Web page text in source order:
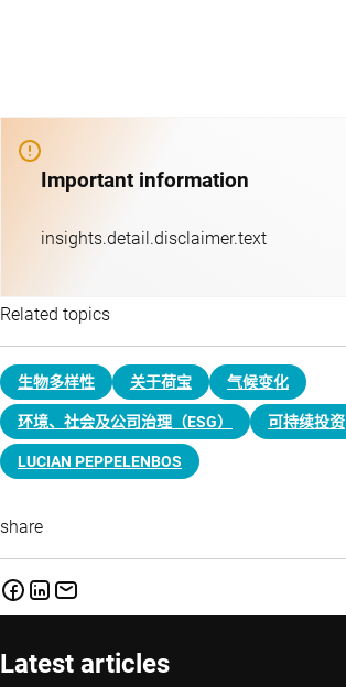
Important information
insights.detail.disclaimer.text
Related topics
生物多样性 关于荷宝 气候变化
环境、社会及公司治理（ESG） 可持续投资
LUCIAN PEPPELENBOS
share
Latest articles